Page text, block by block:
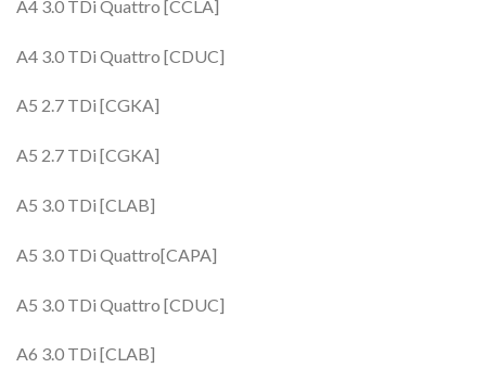
A4 3.0 TDi Quattro [CCLA]
A4 3.0 TDi Quattro [CDUC]
A5 2.7 TDi [CGKA]
A5 2.7 TDi [CGKA]
A5 3.0 TDi [CLAB]
A5 3.0 TDi Quattro[CAPA]
A5 3.0 TDi Quattro [CDUC]
A6 3.0 TDi [CLAB]